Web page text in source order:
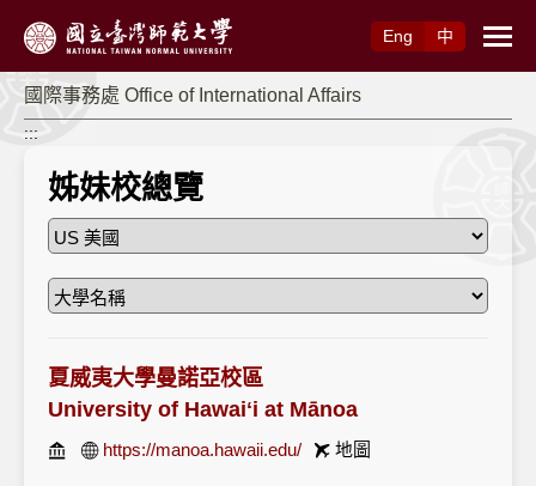
Eng
中
國際事務處 Office of International Affairs
:::
姊妹校總覽
夏威夷大學曼諾亞校區
University of Hawaiʻi at Mānoa
https://manoa.hawaii.edu/ 地圖